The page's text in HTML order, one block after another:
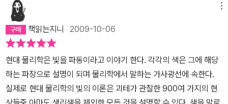
책읽는지니 2009-10-06
현대 물리학은 빛을 파동이라고 이야기 한다. 각각의 색은 그에 해당
하는 파장으로 설명이 되며 물리학에서 말하는 가사광선에 속한다.
실제로 현대 물리학의 빛의 이론은 괴테가 관찰한 900여 가지의 현